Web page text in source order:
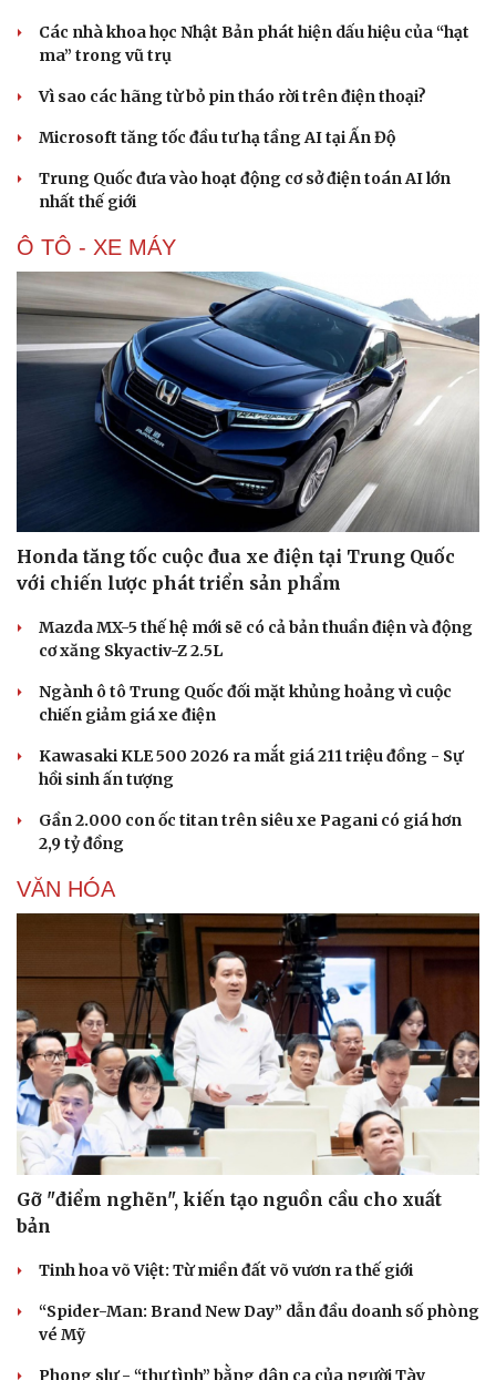
Sân khấu - Điện ảnh
Văn học
Di sản
Nghệ sĩ
Các nhà khoa học Nhật Bản phát hiện dấu hiệu của “hạt
ma” trong vũ trụ
Vì sao các hãng từ bỏ pin tháo rời trên điện thoại?
Microsoft tăng tốc đầu tư hạ tầng AI tại Ấn Độ
Trung Quốc đưa vào hoạt động cơ sở điện toán AI lớn
nhất thế giới
Ô TÔ - XE MÁY
Honda tăng tốc cuộc đua xe điện tại Trung Quốc
với chiến lược phát triển sản phẩm
Mazda MX-5 thế hệ mới sẽ có cả bản thuần điện và động
cơ xăng Skyactiv-Z 2.5L
Ngành ô tô Trung Quốc đối mặt khủng hoảng vì cuộc
chiến giảm giá xe điện
Kawasaki KLE 500 2026 ra mắt giá 211 triệu đồng - Sự
hồi sinh ấn tượng
Gần 2.000 con ốc titan trên siêu xe Pagani có giá hơn
2,9 tỷ đồng
VĂN HÓA
Gỡ "điểm nghẽn", kiến tạo nguồn cầu cho xuất
bản
Tinh hoa võ Việt: Từ miền đất võ vươn ra thế giới
“Spider-Man: Brand New Day” dẫn đầu doanh số phòng
vé Mỹ
Phong slư - “thư tình” bằng dân ca của người Tày